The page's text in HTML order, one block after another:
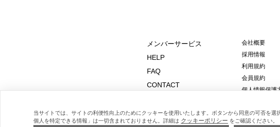
い合わせ内
ご案内いたします。 ③ ご案内内容をご
住所まで「着払
から8日以上経過した商品 2.
とでニオイが
（箱・付属
メンバーサービス
HELP
FAQ
CONTACT
会社概要
採用情報
利用規約
会員規約
個人情報保護
特定商取引法
当サイトでは、サイトの利便性向上のためにクッキーを使用いたします。ボタンから同意の可否を
個人を特定できる情報」は一切含まれておりません。詳細は クッキーポリシー をご確認ください。